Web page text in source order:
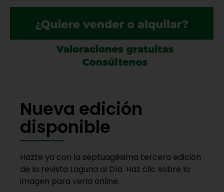
Nueva edición
disponible
Hazte ya con la septuagésima tercera edición
de la revista Laguna al Día. Haz clic sobre la
imagen para verla online.